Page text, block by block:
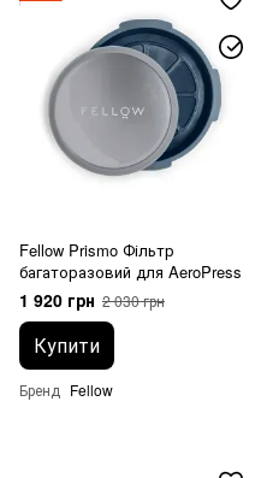
Fellow Prismo Фільтр
багаторазовий для AeroPress
1 920 грн 2 030 грн
Купити
Бренд Fellow